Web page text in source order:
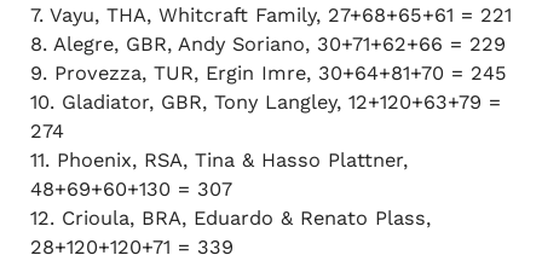
7. Vayu, THA, Whitcraft Family, 27+68+65+61 = 221
8. Alegre, GBR, Andy Soriano, 30+71+62+66 = 229
9. Provezza, TUR, Ergin Imre, 30+64+81+70 = 245
10. Gladiator, GBR, Tony Langley, 12+120+63+79 =
274
11. Phoenix, RSA, Tina & Hasso Plattner,
48+69+60+130 = 307
12. Crioula, BRA, Eduardo & Renato Plass,
28+120+120+71 = 339